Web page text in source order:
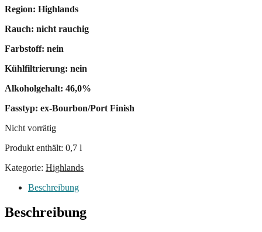
Region: Highlands
Rauch: nicht rauchig
Farbstoff: nein
Kühlfiltrierung: nein
Alkoholgehalt: 46,0%
Fasstyp: ex-Bourbon/Port Finish
Nicht vorrätig
Produkt enthält: 0,7 l
Kategorie: Highlands
Beschreibung
Beschreibung